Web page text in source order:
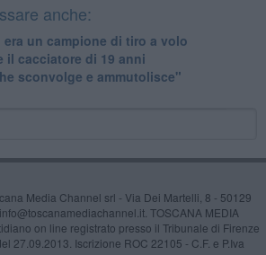
anche:
un campione di tiro a volo
cacciatore di 19 anni
sconvolge e ammutolisce"
Media Channel srl - Via Dei Martelli, 8 - 50129
TOSCANA MEDIA
on line registrato presso il Tribunale di Firenze
27.09.2013. Iscrizione ROC 22105 - C.F. e P.Iva